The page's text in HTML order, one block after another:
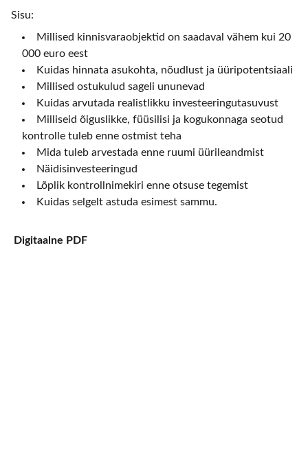
Sisu:
Millised kinnisvaraobjektid on saadaval vähem kui 20
000 euro eest
Kuidas hinnata asukohta, nõudlust ja üüripotentsiaali
Millised ostukulud sageli ununevad
Kuidas arvutada realistlikku investeeringutasuvust
Milliseid õiguslikke, füüsilisi ja kogukonnaga seotud
kontrolle tuleb enne ostmist teha
Mida tuleb arvestada enne ruumi üürileandmist
Näidisinvesteeringud
Lõplik kontrollnimekiri enne otsuse tegemist
Kuidas selgelt astuda esimest sammu.
Digitaalne PDF